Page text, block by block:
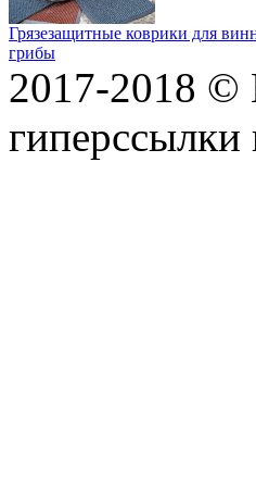
Грязезащитные коврики для
грибы
2017-2018 ©
гиперссылки